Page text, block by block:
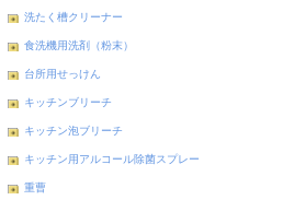
洗たく槽クリーナー
食洗機用洗剤（粉末）
台所用せっけん
キッチンブリーチ
キッチン泡ブリーチ
キッチン用アルコール除菌スプレー
重曹